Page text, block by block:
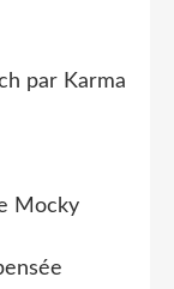
par Karma
Mocky